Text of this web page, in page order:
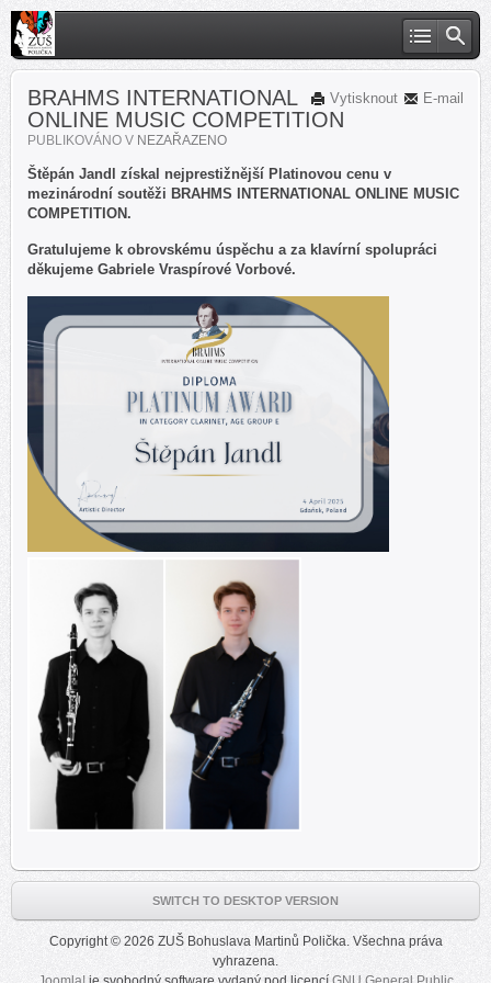
E-mail
Vytisknout
BRAHMS INTERNATIONAL
ONLINE MUSIC COMPETITION
PUBLIKOVÁNO V NEZAŘAZENO
Štěpán Jandl získal nejprestižnější Platinovou cenu v
mezinárodní soutěži BRAHMS INTERNATIONAL ONLINE MUSIC
COMPETITION.
Gratulujeme k obrovskému úspěchu a za klavírní spolupráci
děkujeme Gabriele Vraspírové Vorbové.
SWITCH TO DESKTOP VERSION
Copyright © 2026 ZUŠ Bohuslava Martinů Polička. Všechna práva
vyhrazena.